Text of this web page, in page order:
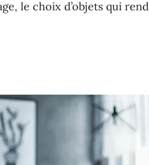
le choix d’objets qui